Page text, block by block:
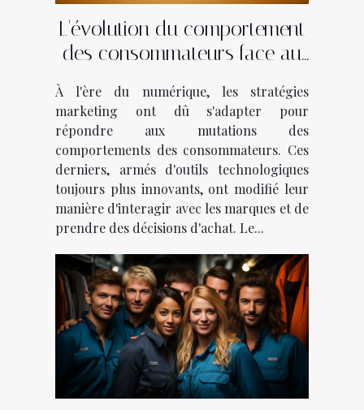
L'évolution du comportement
des consommateurs face au
À l'ère du numérique, les stratégies
marketing ont dû s'adapter pour
répondre aux mutations des
comportements des consommateurs. Ces
derniers, armés d'outils technologiques
toujours plus innovants, ont modifié leur
manière d'interagir avec les marques et de
prendre des décisions d'achat. Le...